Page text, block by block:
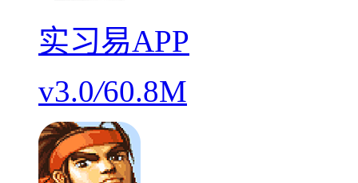
实习易APP
v3.0/60.8M